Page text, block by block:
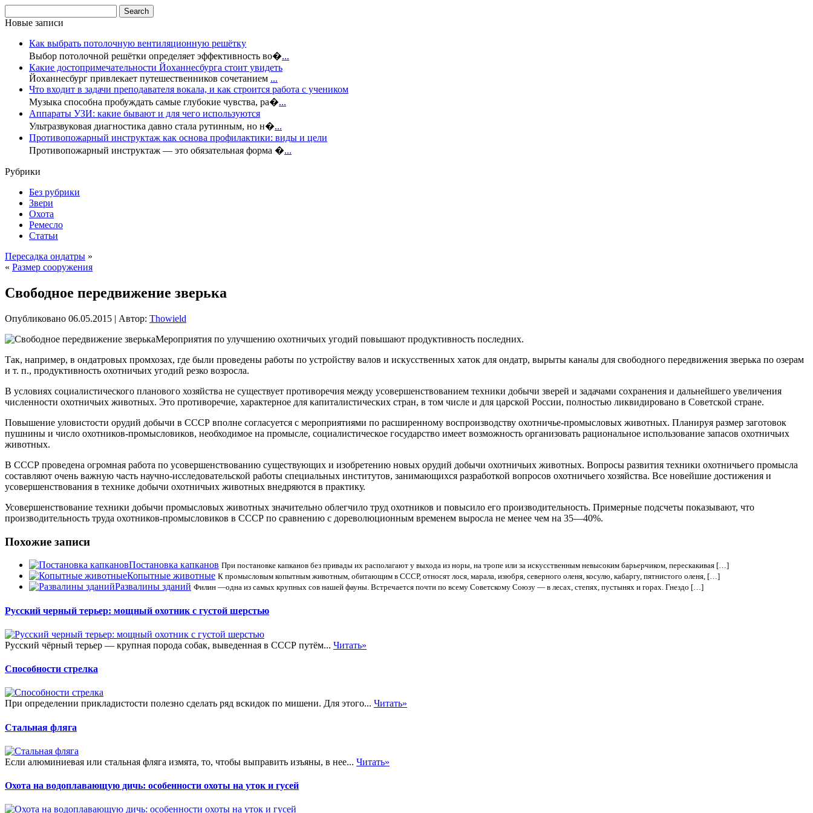
Новые записи
Как выбрать потолочную вентиляционную решётку
Выбор потолочной решётки определяет эффективность во�...
Какие достопримечательности Йоханнесбурга стоит увидеть
Йоханнесбург привлекает путешественников сочетанием ...
Что входит в задачи преподавателя вокала, и как строится работа с учеником
Музыка способна пробуждать самые глубокие чувства, ра�...
Аппараты УЗИ: какие бывают и для чего используются
Ультразвуковая диагностика давно стала рутинным, но н�...
Противопожарный инструктаж как основа профилактики: виды и цели
Противопожарный инструктаж — это обязательная форма �...
Рубрики
Без рубрики
Звери
Охота
Ремесло
Статьи
Пересадка ондатры »
« Размер сооружения
Свободное передвижение зверька
Опубликовано 06.05.2015 | Автор: Thowield
Мероприятия по улучшению охотничьих угодий повышают продуктивность последних.
Так, например, в ондатровых промхозах, где были проведены работы по устройству валов и искусственных хаток для ондатр, вырыты каналы для свободного передвижения зверька по озерам
и т. п., продуктивность охотничьих угодий резко возросла.
В условиях социалистического планового хозяйства не существует противоречия между усовершенствованием техники добычи зверей и задачами сохранения и дальнейшего увеличения
численности охотничьих животных. Это противоречие, характерное для капиталистических стран, в том числе и для царской России, полностью ликвидировано в Советской стране.
Повышение уловистости орудий добычи в СССР вполне согласуется с мероприятиями по расширенному воспроизводству охотничье-промысловых животных. Планируя размер заготовок
пушнины и число охотников-промысловиков, необходимое на промысле, социалистическое государство имеет возможность организовать рациональное использование запасов охотничьих
животных.
В СССР проведена огромная работа по усовершенствованию существующих и изобретению новых орудий добычи охотничьих животных. Вопросы развития техники охотничьего промысла
составляют очень важную часть научно-исследовательской работы специальных институтов, занимающихся разработкой вопросов охотничьего хозяйства. Все новейшие достижения и
усовершенствования в технике добычи охотничьих животных внедряются в практику.
Усовершенствование техники добычи промысловых животных значительно облегчило труд охотников и повысило его производительность. Примерные подсчеты показывают, что
производительность труда охотников-промысловиков в СССР по сравнению с дореволюционным временем выросла не менее чем на 35—40%.
Похожие записи
Постановка капканов При постановке капканов без привады их располагают у выхода из норы, на тропе или за искусственным невысоким барьерчиком, перескакивая […]
Копытные животные К промысловым копытным животным, обитающим в СССР, относят лося, марала, изюбря, северного оленя, косулю, кабаргу, пятнистого оленя, […]
Развалины зданий Филин —одна из самых крупных сов нашей фауны. Встречается почти по всему Советскому Союзу — в лесах, степях, пустынях и горах. Гнездо […]
Русский черный терьер: мощный охотник с густой шерстью
Русский чёрный терьер — крупная порода собак, выведенная в СССР путём... Читать»
Способности стрелка
При определении прикладистости полезно сделать ряд вскидок по мишени. Для этого... Читать»
Стальная фляга
Если алюминиевая или стальная фляга измята, то, чтобы выправить изъяны, в нее... Читать»
Охота на водоплавающую дичь: особенности охоты на уток и гусей